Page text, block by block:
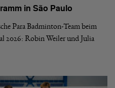
in São Paulo
Para Badminton-Team beim
2026: Robin Weiler und Julia